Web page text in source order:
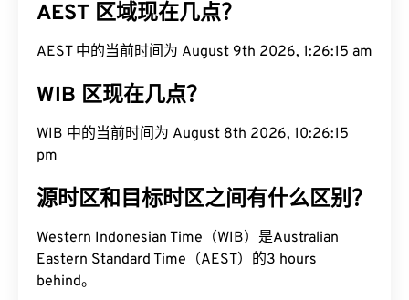
AEST 区域现在几点？
AEST 中的当前时间为 August 9th 2026, 1:26:16 am
WIB 区现在几点？
WIB 中的当前时间为 August 8th 2026, 10:26:16
pm
源时区和目标时区之间有什么区别？
Western Indonesian Time（WIB）是Australian
Eastern Standard Time（AEST）的3 hours
behind。